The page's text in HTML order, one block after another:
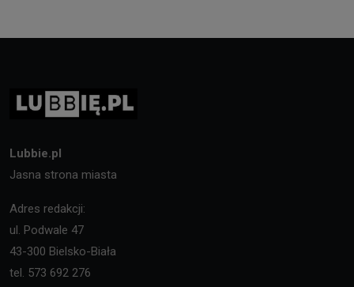
Lubbie.pl
Jasna strona miasta
Adres redakcji:
ul. Podwale 47
43-300 Bielsko-Biała
tel. 573 692 276